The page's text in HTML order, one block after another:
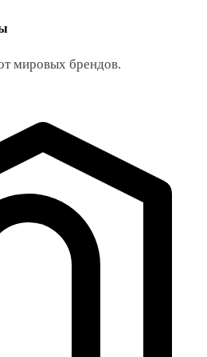
мировых брендов.